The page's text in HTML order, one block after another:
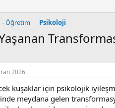
- Öğretim Psikoloji
2026
kuşaklar için psikolojik
meydana gelen